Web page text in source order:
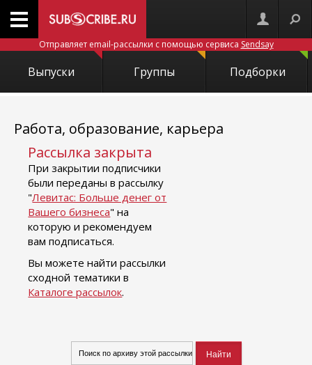
Отправляет email-рассылки с помощью сервиса Sendsay
Выпуски Группы Подборки
Работа, образование, карьера
Рассылка закрыта
При закрытии подписчики
были переданы в рассылку
"Левитас: Больше денег от
Вашего бизнеса" на
которую и рекомендуем
вам подписаться.
Вы можете найти рассылки
сходной тематики в
Каталоге рассылок.